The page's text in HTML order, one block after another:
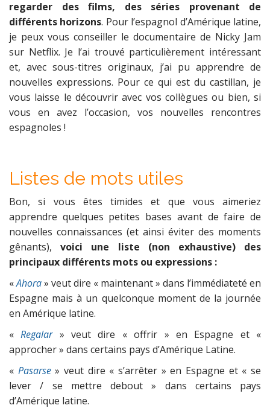
regarder des films, des séries provenant de
différents horizons. Pour l’espagnol d’Amérique latine,
je peux vous conseiller le documentaire de Nicky Jam
sur Netflix. Je l’ai trouvé particulièrement intéressant
et, avec sous-titres originaux, j’ai pu apprendre de
nouvelles expressions. Pour ce qui est du castillan, je
vous laisse le découvrir avec vos collègues ou bien, si
vous en avez l’occasion, vos nouvelles rencontres
espagnoles !
Listes de mots utiles
Bon, si vous êtes timides et que vous aimeriez
apprendre quelques petites bases avant de faire de
nouvelles connaissances (et ainsi éviter des moments
gênants),voici une liste (non exhaustive) des
principaux différents mots ou expressions :
«Ahora» veut dire « maintenant » dans l’immédiateté en
Espagne mais à un quelconque moment de la journée
en Amérique latine.
«Regalar » veut dire « offrir » en Espagne et «
approcher » dans certains pays d’Amérique Latine.
« Pasarse» veut dire « s’arrêter » en Espagne et « se
lever / se mettre debout » dans certains pays
d’Amérique latine.